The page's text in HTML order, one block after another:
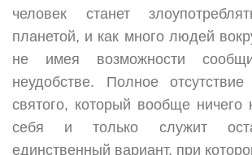
человек станет
планетой, и как много людей
не имея возможности
неудобстве. Полное
святого, который вообще ничего
себя и только служит
единственный вариант, при